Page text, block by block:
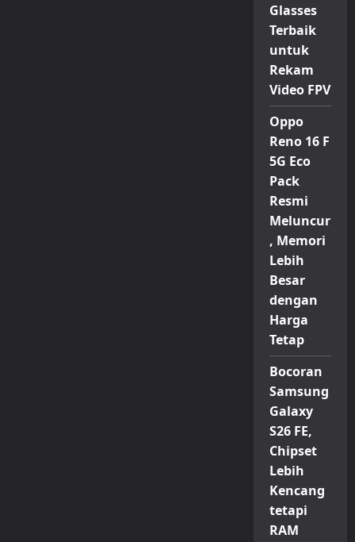
Glasses
Terbaik
untuk
Rekam
Video FPV
Oppo
Reno 16 F
5G Eco
Pack
Resmi
Meluncur
, Memori
Lebih
Besar
dengan
Harga
Tetap
Bocoran
Samsung
Galaxy
S26 FE,
Chipset
Lebih
Kencang
tetapi
RAM